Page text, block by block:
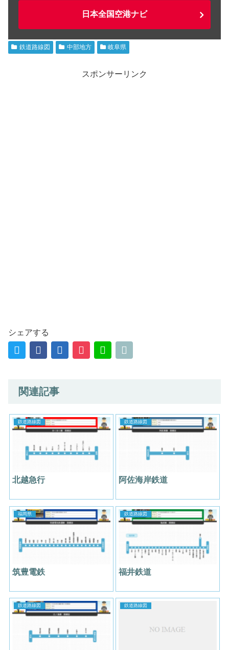
日本全国空港ナビ
鉄道路線図 中部地方 岐阜県
スポンサーリンク
シェアする
関連記事
鉄道路線図
北越急行
鉄道路線図
阿佐海岸鉄道
福岡県
筑豊電鉄
鉄道路線図
福井鉄道
鉄道路線図 鉄道路線図